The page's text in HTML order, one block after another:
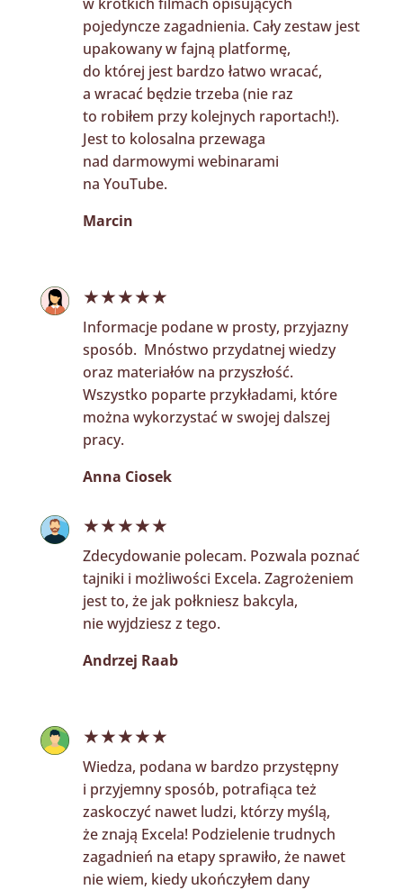
pojedyncze zagadnienia. Cały zestaw jest
upakowany w fajną platformę,
do której jest bardzo łatwo wracać,
a wracać będzie trzeba (nie raz
to robiłem przy kolejnych raportach!).
Jest to kolosalna przewaga
nad darmowymi webinarami
na YouTube.
Marcin
★★★★★
Informacje podane w prosty, przyjazny
sposób. Mnóstwo przydatnej wiedzy
oraz materiałów na przyszłość.
Wszystko poparte przykładami, które
można wykorzystać w swojej dalszej
pracy.
Anna Ciosek
★★★★★
Zdecydowanie polecam. Pozwala poznać
tajniki i możliwości Excela. Zagrożeniem
jest to, że jak połkniesz bakcyla,
nie wyjdziesz z tego.
Andrzej Raab
★★★★★
Wiedza, podana w bardzo przystępny
i przyjemny sposób, potrafiąca też
zaskoczyć nawet ludzi, którzy myślą,
że znają Excela! Podzielenie trudnych
zagadnień na etapy sprawiło, że nawet
nie wiem, kiedy ukończyłem dany